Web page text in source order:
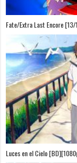
Fate/Extra Last Encore
Luces en el Cielo